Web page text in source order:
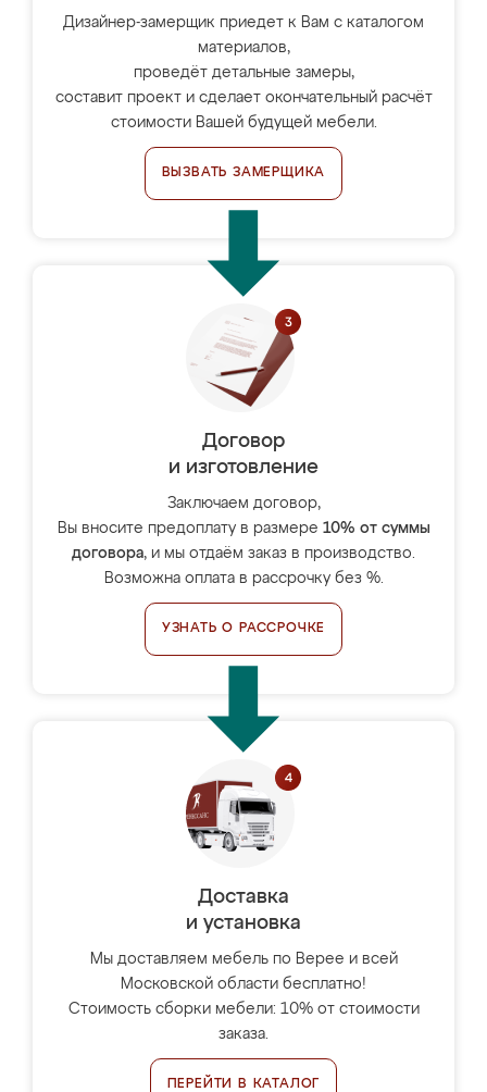
Дизайнер-замерщик приедет к Вам с каталогом
материалов,
проведёт детальные замеры,
составит проект и сделает окончательный расчёт
стоимости Вашей будущей мебели.
ВЫЗВАТЬ ЗАМЕРЩИКА
Договор
и изготовление
Заключаем договор,
Вы вносите предоплату в размере 10% от суммы
договора, и мы отдаём заказ в производство.
Возможна оплата в рассрочку без %.
УЗНАТЬ О РАССРОЧКЕ
Доставка
и установка
Мы доставляем мебель по Верее и всей
Московской области бесплатно!
Стоимость сборки мебели: 10% от стоимости
заказа.
ПЕРЕЙТИ В КАТАЛОГ